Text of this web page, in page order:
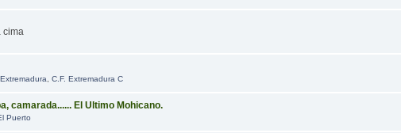
cima
,C.F. Extremadura C
camarada...... El Ultimo Mohicano.
Puerto